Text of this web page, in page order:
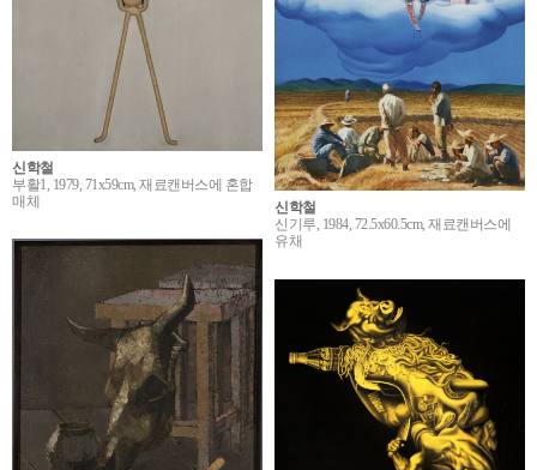
신학철
부활1, 1979, 71x59cm, 재료캔버스에 혼합
매체
신학철
신기루, 1984, 72.5x60.5cm, 재료캔버스에
유채